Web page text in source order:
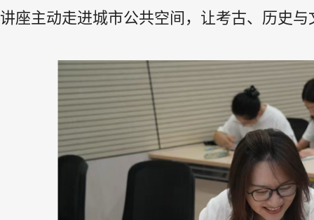
讲座主动走进城市公共空间，让考古、历史